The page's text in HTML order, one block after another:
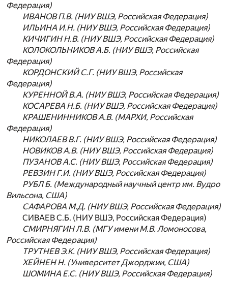
Федерация)
ИВАНОВ П.В. (НИУ ВШЭ, Российская Федерация)
ИЛЬИНА И.Н. (НИУ ВШЭ, Российская Федерация)
КИЧИГИН Н.В. (НИУ ВШЭ, Российская Федерация)
КОЛОКОЛЬНИКОВ А.Б. (НИУ ВШЭ, Российская
Федерация)
КОРДОНСКИЙ С.Г. (НИУ ВШЭ, Российская
Федерация)
КУРЕННОЙ В.А. (НИУ ВШЭ, Российская Федерация)
КОСАРЕВА Н.Б. (НИУ ВШЭ, Российская Федерация)
КРАШЕНИННИКОВ А.В. (МАРХИ, Российская
Федерация)
НИКОЛАЕВ В.Г. (НИУ ВШЭ, Российская Федерация)
НОВИКОВ А.В. (НИУ ВШЭ, Российская Федерация)
ПУЗАНОВ А.С. (НИУ ВШЭ, Российская Федерация)
РЕВЗИН Г.И. (НИУ ВШЭ, Российская Федерация)
РУБЛ Б. (Международный научный центр им. Вудро
Вильсона, США)
САФАРОВА М.Д. (НИУ ВШЭ, Российская Федерация)
СИВАЕВ С.Б. (НИУ ВШЭ, Российская Федерация)
СМИРНЯГИН Л.В. (МГУ имени М.В. Ломоносова,
Российская Федерация)
ТРУТНЕВ Э.К. (НИУ ВШЭ, Российская Федерация)
ХЕЙНЕН Н. (Университет Джорджии, США)
ШОМИНА Е.С. (НИУ ВШЭ, Российская Федерация)